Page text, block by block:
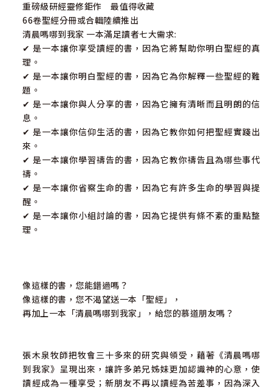
重磅級研經靈修鉅作 最值得收藏
66卷聖經分冊或合輯陸續推出
清晨嗎哪到我家 一本滿足讀者七大需求:
✔ 是一本讓你享受讀經的書，因為它將幫助你明白聖經的真
理。
✔ 是一本讓你明白聖經的書，因為它為你解釋一些聖經的難
題。
✔ 是一本讓你與人分享的書，因為它擁有清晰而且明朗的信
息。
✔ 是一本讓你信仰生活的書，因為它教你如何把聖經實踐出
來。
✔ 是一本讓你學習禱告的書，因為它教你禱告且為哪些事代
禱。
✔ 是一本讓你省察生命的書，因為它有許多生命的學習與提
醒。
✔ 是一本讓你小組討論的書，因為它提供有條不紊的重點整
理。
像這樣的書，您能錯過嗎？
像這樣的書，您不渴望送一本「聖經」，
再加上一本「清晨嗎哪到我家」，給您的慕道朋友嗎？
張木泉牧師把牧會三十多來的研究與領受，藉著《清晨嗎哪
到我家》呈現出來，讓許多弟兄姊妹更加認識神的心意，使
讀經成為一種享受；新朋友不再以讀經為苦差事，因為深入